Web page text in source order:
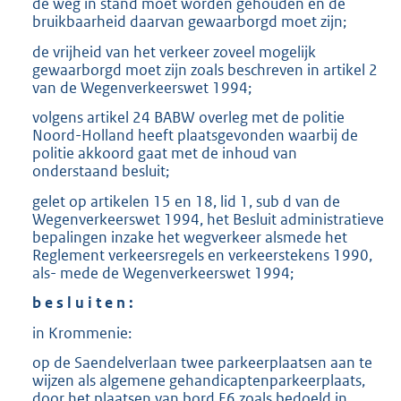
de weg in stand moet worden gehouden en de
bruikbaarheid daarvan gewaarborgd moet zijn;
de vrijheid van het verkeer zoveel mogelijk
gewaarborgd moet zijn zoals beschreven in artikel 2
van de Wegenverkeerswet 1994;
volgens artikel 24 BABW overleg met de politie
Noord-Holland heeft plaatsgevonden waarbij de
politie akkoord gaat met de inhoud van
onderstaand besluit;
gelet op artikelen 15 en 18, lid 1, sub d van de
Wegenverkeerswet 1994, het Besluit administratieve
bepalingen inzake het wegverkeer alsmede het
Reglement verkeersregels en verkeerstekens 1990,
als- mede de Wegenverkeerswet 1994;
b e s l u i t e n :
in Krommenie:
op de Saendelverlaan twee parkeerplaatsen aan te
wijzen als algemene gehandicaptenparkeerplaats,